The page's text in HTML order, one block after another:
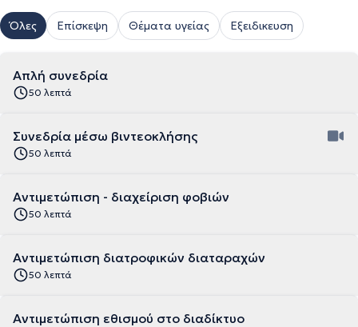
Όλες Επίσκεψη Θέματα υγείας Εξειδικευση
Απλή συνεδρία
50 λεπτά
Συνεδρία μέσω βιντεοκλήσης
50 λεπτά
Αντιμετώπιση - διαχείριση φοβιών
50 λεπτά
Αντιμετώπιση διατροφικών διαταραχών
50 λεπτά
Αντιμετώπιση εθισμού στο διαδίκτυο